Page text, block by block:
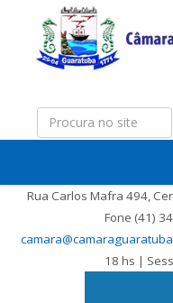
Rua Carlos Mafra 494,
Fone (41)
18 hs |